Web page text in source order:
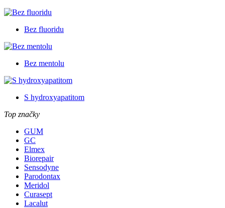
Bez fluoridu
Bez mentolu
S hydroxyapatitom
Top značky
GUM
GC
Elmex
Biorepair
Sensodyne
Parodontax
Meridol
Curasept
Lacalut